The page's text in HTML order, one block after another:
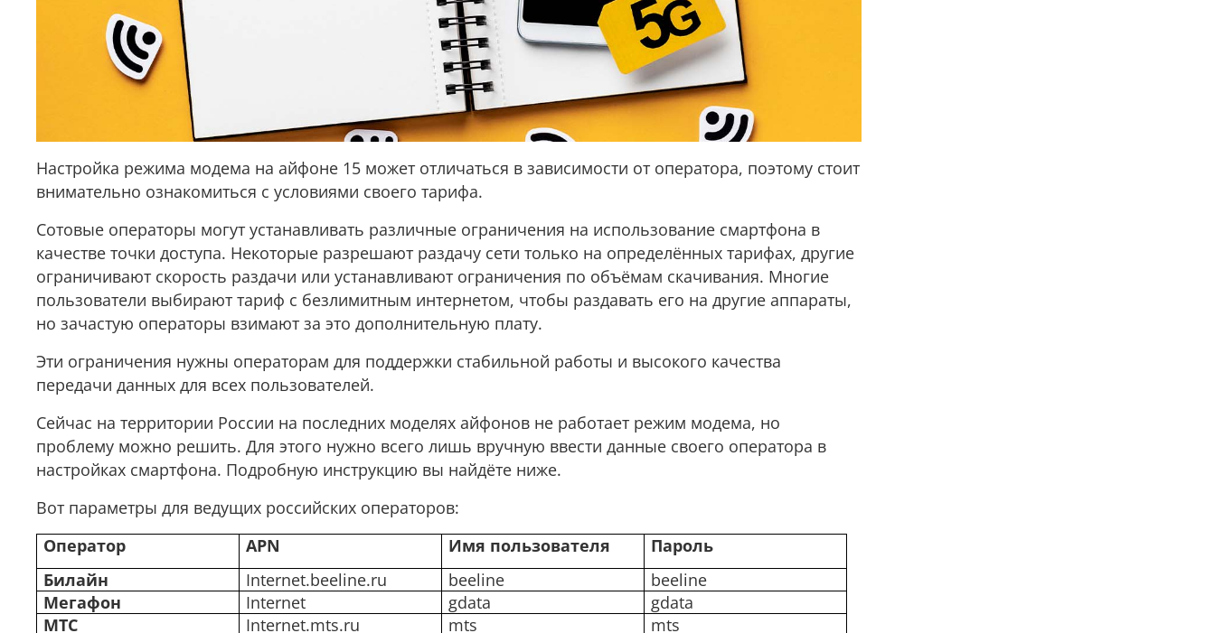
Настройка режима модема на айфоне 15 может отличаться в зависимости от оператора, поэтому стоит
внимательно ознакомиться с условиями своего тарифа.
Сотовые операторы могут устанавливать различные ограничения на использование смартфона в
качестве точки доступа. Некоторые разрешают раздачу сети только на определённых тарифах, другие
ограничивают скорость раздачи или устанавливают ограничения по объёмам скачивания. Многие
пользователи выбирают тариф с безлимитным интернетом, чтобы раздавать его на другие аппараты,
но зачастую операторы взимают за это дополнительную плату.
Эти ограничения нужны операторам для поддержки стабильной работы и высокого качества
передачи данных для всех пользователей.
Сейчас на территории России на последних моделях айфонов не работает режим модема, но
проблему можно решить. Для этого нужно всего лишь вручную ввести данные своего оператора в
настройках смартфона. Подробную инструкцию вы найдёте ниже.
Вот параметры для ведущих российских операторов:
Оператор
APN Имя пользователя
Пароль
Билайн
Internet.beeline.ru beeline
beeline
Мегафон
Internet gdata
gdata
МТС
Internet.mts.ru mts mts